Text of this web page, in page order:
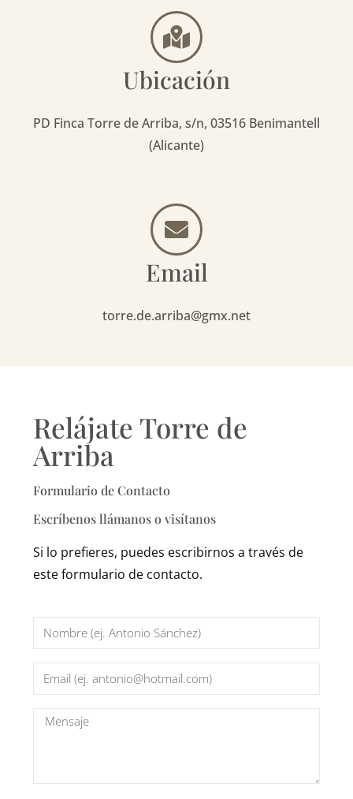
Ubicación
PD Finca Torre de Arriba, s/n, 03516 Benimantell
(Alicante)
Email
torre.de.arriba@gmx.net
Relájate Torre de
Arriba
Formulario de Contacto
Escríbenos llámanos o visítanos
Si lo prefieres, puedes escribirnos a través de
este formulario de contacto.